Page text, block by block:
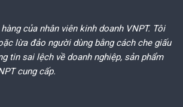
của nhân viên kinh doanh VNPT. Tôi
lừa đảo người dùng bằng cách che giấu
tin sai lệch về doanh nghiệp, sản phẩm
cung cấp.